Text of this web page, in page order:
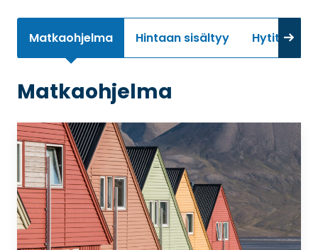
Matkaohjelma Hintaan sisältyy Hytit
Matkaohjelma